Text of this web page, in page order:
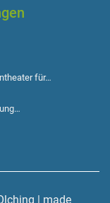
für…
| made